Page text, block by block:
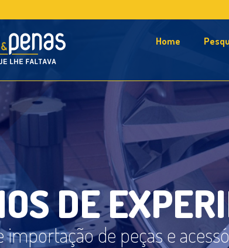
Home
OSDEEXPERI
importação de peças e